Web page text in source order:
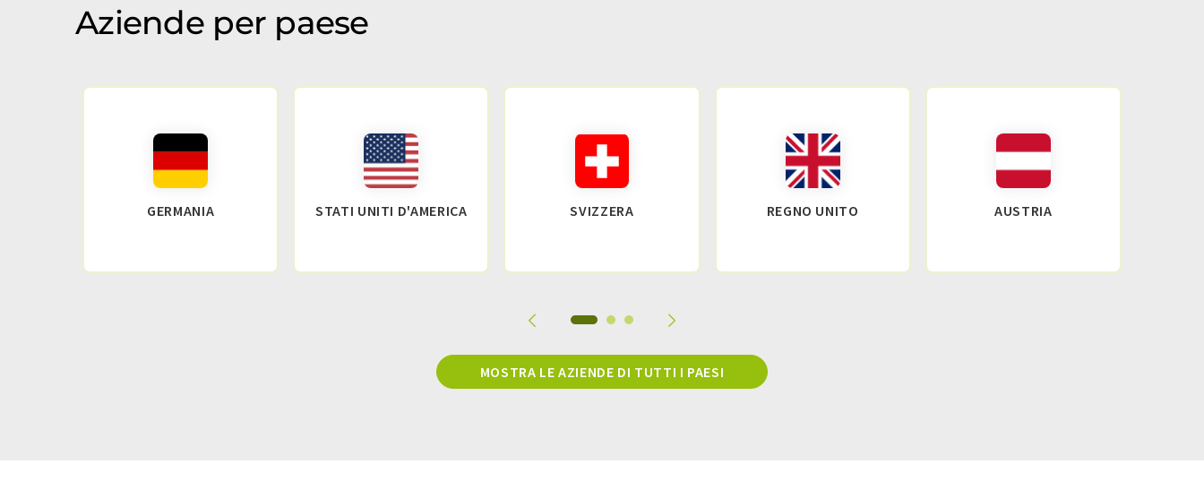
Aziende per paese
GERMANIA STATI UNITI D'AMERICA SVIZZERA REGNO UNITO AUSTRIA
MOSTRA LE AZIENDE DI TUTTI I PAESI